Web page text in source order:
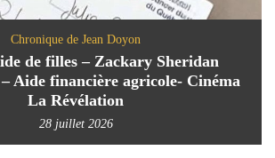
Chronique de Jean Doyon
de filles – Zackary Sheridan
Aide financière agricole- Cinéma
La Révélation
28 juillet 2026